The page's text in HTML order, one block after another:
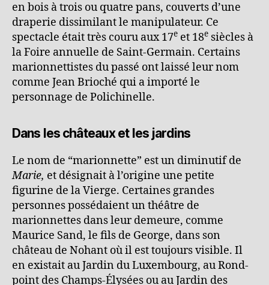
en bois à trois ou quatre pans, couverts d’une
draperie dissimilant le manipulateur. Ce
spectacle était très couru aux 17e et 18e siècles à
la Foire annuelle de Saint-Germain. Certains
marionnettistes du passé ont laissé leur nom
comme Jean Brioché qui a importé le
personnage de Polichinelle.
Dans les châteaux et les jardins
Le nom de “marionnette” est un diminutif de
Marie, et désignait à l’origine une petite
figurine de la Vierge. Certaines grandes
personnes possédaient un théâtre de
marionnettes dans leur demeure, comme
Maurice Sand, le fils de George, dans son
château de Nohant où il est toujours visible. Il
en existait au Jardin du Luxembourg, au Rond-
point des Champs-Élysées ou au Jardin des